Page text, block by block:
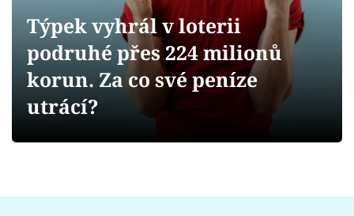
Videa
Sledujte prima+
Týpek vyhrál v loterii
podruhé přes 224 milionů
korun. Za co své peníze
utrácí?